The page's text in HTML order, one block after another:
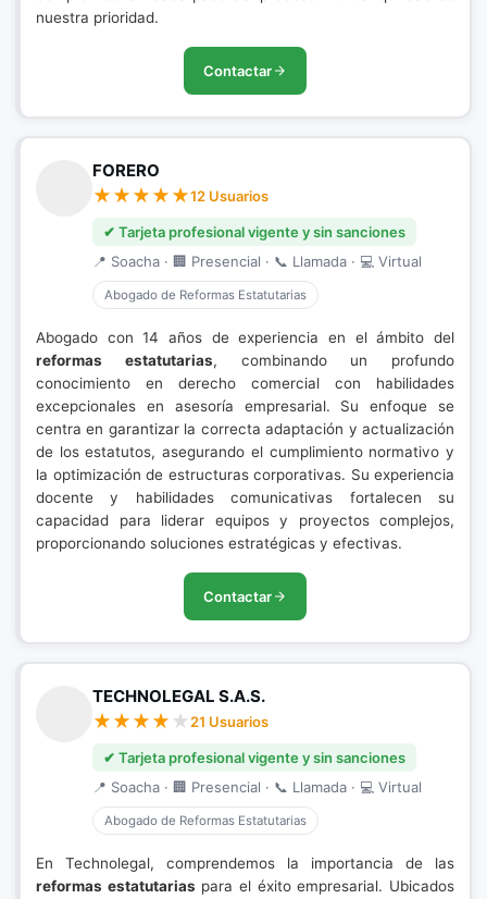
nuestra prioridad.
Contactar
FORERO
12 Usuarios
✔ Tarjeta profesional vigente y sin sanciones
📍 Soacha · 🏢 Presencial · 📞 Llamada · 💻 Virtual
Abogado de Reformas Estatutarias
Abogado con 14 años de experiencia en el ámbito del
reformas estatutarias, combinando un profundo
conocimiento en derecho comercial con habilidades
excepcionales en asesoría empresarial. Su enfoque se
centra en garantizar la correcta adaptación y actualización
de los estatutos, asegurando el cumplimiento normativo y
la optimización de estructuras corporativas. Su experiencia
docente y habilidades comunicativas fortalecen su
capacidad para liderar equipos y proyectos complejos,
proporcionando soluciones estratégicas y efectivas.
Contactar
TECHNOLEGAL S.A.S.
21 Usuarios
✔ Tarjeta profesional vigente y sin sanciones
📍 Soacha · 🏢 Presencial · 📞 Llamada · 💻 Virtual
Abogado de Reformas Estatutarias
En Technolegal, comprendemos la importancia de las
reformas estatutarias para el éxito empresarial. Ubicados